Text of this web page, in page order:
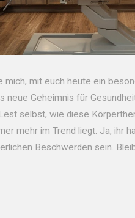
mich, mit euch heute ein
neue Geheimnis für
selbst, wie diese
mehr im Trend liegt. Ja, ihr
Beschwerden sein.